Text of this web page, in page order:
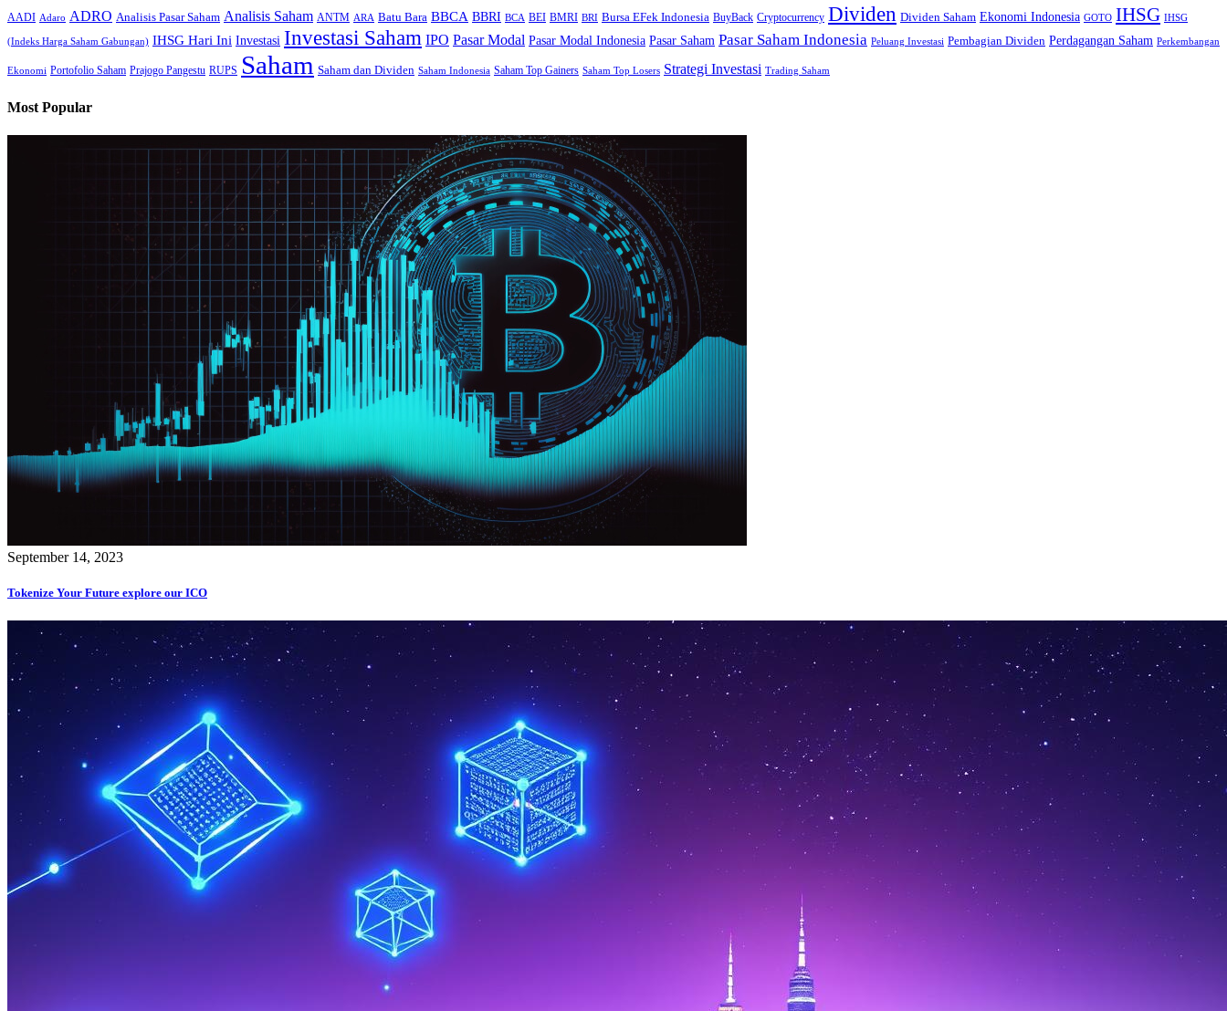
AADI Adaro ADRO Analisis Pasar Saham Analisis Saham ANTM ARA Batu Bara BBCA BBRI BCA BEI BMRI BRI Bursa EFek Indonesia BuyBack Cryptocurrency Dividen Dividen Saham Ekonomi Indonesia GOTO IHSG IHSG
(Indeks Harga Saham Gabungan) IHSG Hari Ini Investasi Investasi Saham IPO Pasar Modal Pasar Modal Indonesia Pasar Saham Pasar Saham Indonesia Peluang Investasi Pembagian Dividen Perdagangan Saham Perkembangan
Ekonomi Portofolio Saham Prajogo Pangestu RUPS Saham Saham dan Dividen Saham Indonesia Saham Top Gainers Saham Top Losers Strategi Investasi Trading Saham
Most Popular
September 14, 2023
Tokenize Your Future explore our ICO